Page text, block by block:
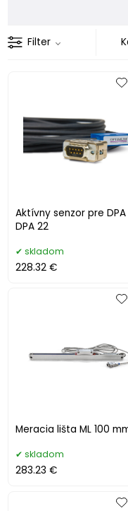
Filter
Aktívny senzor pre DPA
DPA 22
skladom
228.32 €
Meracia lišta ML 100
skladom
283.23 €